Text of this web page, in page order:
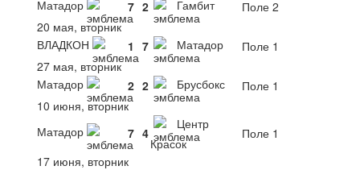
Матадор
7 2 Гамбит
Поле 2
20 мая, вторник
ВЛАДКОН
1 7 Матадор
Поле 1
27 мая, вторник
Матадор
2 2 Брусбокс
Поле 1
10 июня, вторник
Матадор
7 4
Центр
Красок
Поле 1
17 июня, вторник